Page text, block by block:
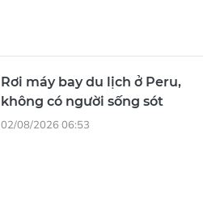
Rơi máy bay du lịch ở Peru,
không có người sống sót
02/08/2026 06:53